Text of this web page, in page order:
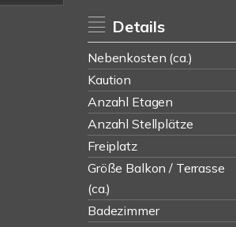
Details
Nebenkosten (ca.)
Kaution
Anzahl Etagen
Anzahl Stellplätze
Freiplatz
Größe Balkon / Terrasse
(ca.)
Badezimmer